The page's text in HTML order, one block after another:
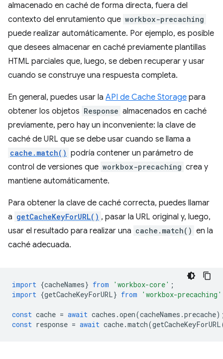
almacenado en caché de forma directa, fuera del
contexto del enrutamiento que workbox-precaching
puede realizar automáticamente. Por ejemplo, es posible
que desees almacenar en caché previamente plantillas
HTML parciales que, luego, se deben recuperar y usar
cuando se construye una respuesta completa.
En general, puedes usar la API de Cache Storage para
obtener los objetos Response almacenados en caché
previamente, pero hay un inconveniente: la clave de
caché de URL que se debe usar cuando se llama a
cache.match() podría contener un parámetro de
control de versiones que workbox-precaching crea y
mantiene automáticamente.
Para obtener la clave de caché correcta, puedes llamar
a getCacheKeyForURL() , pasar la URL original y, luego,
usar el resultado para realizar una cache.match() en la
caché adecuada.
import {cacheNames} from 'workbox-core' ;
import {getCacheKeyForURL} from 'workbox-precaching'
const cache = await caches .open(cacheNames .precache
const response = await cache.match(getCacheKeyForURL